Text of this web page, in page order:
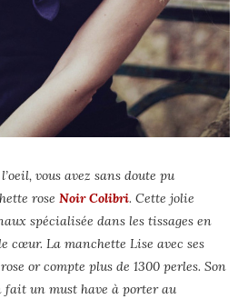
vous avez sans doute pu
rose Noir Colibri. Cette jolie
spécialisée dans les tissages en
cœur. La manchette Lise avec ses
or compte plus de 1300 perles. Son
un must have à porter au